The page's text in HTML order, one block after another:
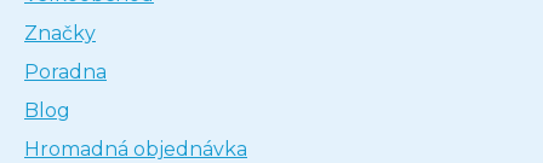
Značky
Poradna
Blog
Hromadná objednávka